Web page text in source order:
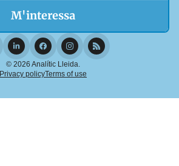
© 2026 Analític Lleida.
Privacy policyTerms of use